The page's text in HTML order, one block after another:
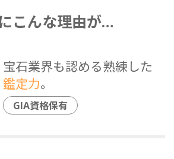
こんな理由が…
宝石業界も認める熟練した
鑑定力。
GIA資格保有